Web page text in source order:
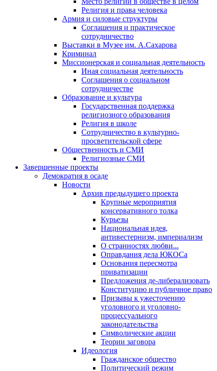
Религия и права человека
Армия и силовые структуры
Соглашения и практическое
сотрудничество
Выставки в Музее им. А.Сахарова
Криминал
Миссионерская и социальная деятельность
Иная социальная деятельность
Соглашения о социальном
сотрудничестве
Образование и культура
Государственная поддержка
религиозного образования
Религия в школе
Сотрудничество в культурно-
просветительской сфере
Общественность и СМИ
Религиозные СМИ
Завершенные проекты
Демократия в осаде
Новости
Архив предыдущего проекта
Крупные мероприятия
консервативного толка
Курьезы
Национальная идея,
антивестернизм, империализм
О странностях любви...
Оправдания дела ЮКОСа
Основания пересмотра
приватизации
Предложения де-либерализовать
Конституцию и публичное право
Призывы к ужесточению
уголовного и уголовно-
процессуального
законодательства
Символические акции
Теории заговора
Идеология
Гражданское общество
Политический режим